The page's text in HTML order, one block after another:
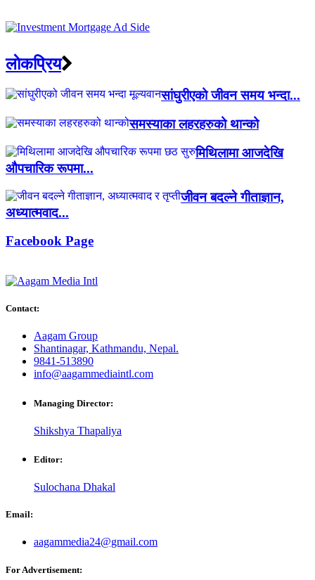
लाेकप्रिय
सांघुरीएको जीवन समय भन्दा...
समस्याका लहरहरुको थान्को
मिथिलामा आजदेखि
औपचारिक रूपमा...
जीवन बदल्ने गीताज्ञान,
अध्यात्मवाद...
Facebook Page
Contact:
Aagam Group
Shantinagar, Kathmandu, Nepal.
9841-513890
info@aagammediaintl.com
Managing Director:
Shikshya Thapaliya
Editor:
Sulochana Dhakal
Email:
aagammedia24@gmail.com
For Advertisement: